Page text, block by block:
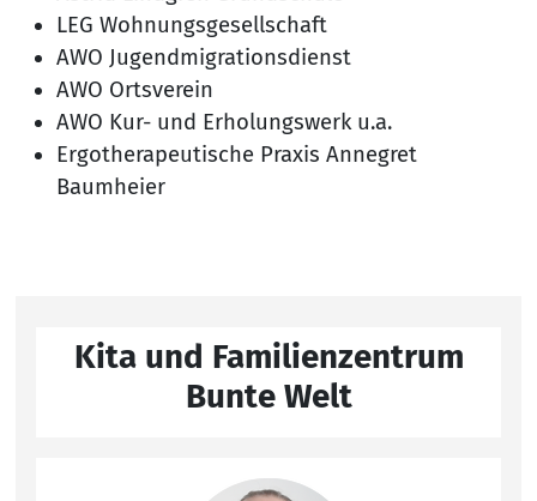
LEG Wohnungsgesellschaft
AWO Jugendmigrationsdienst
AWO Ortsverein
AWO Kur- und Erholungswerk u.a.
Ergotherapeutische Praxis Annegret
Baumheier
Kita und Familienzentrum
Bunte Welt